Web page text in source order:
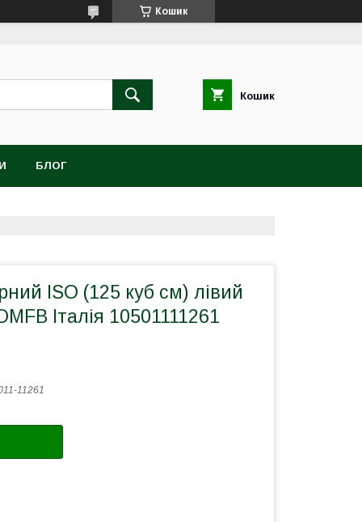
Кошик
Кошик
БЛОГ
ISO (125 куб см) лівий
Італія 10501111261
11261